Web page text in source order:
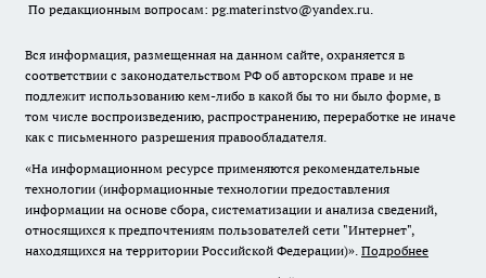
По редакционным вопросам: pg.materinstvo@yandex.ru.
Вся информация, размещенная на данном сайте, охраняется в
соответствии с законодательством РФ об авторском праве и не
подлежит использованию кем-либо в какой бы то ни было форме, в
том числе воспроизведению, распространению, переработке не иначе
как с письменного разрешения правообладателя.
«На информационном ресурсе применяются рекомендательные
технологии (информационные технологии предоставления
информации на основе сбора, систематизации и анализа сведений,
относящихся к предпочтениям пользователей сети "Интернет",
находящихся на территории Российской Федерации)». Подробнее